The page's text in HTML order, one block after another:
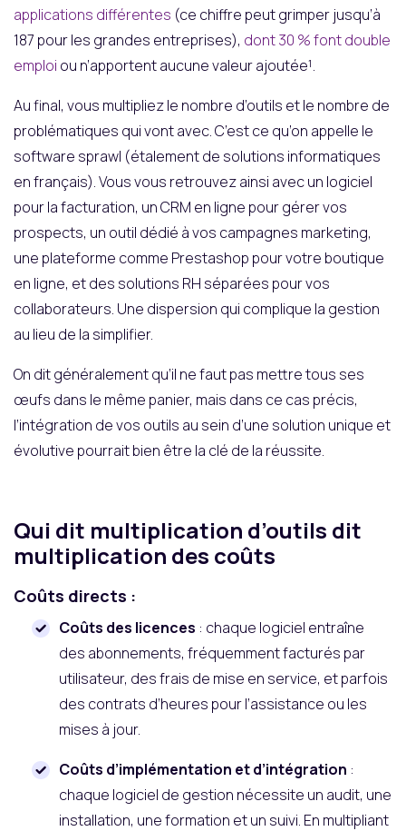
applications différentes (ce chiffre peut grimper jusqu’à
187 pour les grandes entreprises), dont 30 % font double
emploi ou n’apportent aucune valeur ajoutée¹.
Au final, vous multipliez le nombre d’outils et le nombre de
problématiques qui vont avec. C’est ce qu’on appelle le
software sprawl (étalement de solutions informatiques
en français). Vous vous retrouvez ainsi avec un logiciel
pour la facturation, un CRM en ligne pour gérer vos
prospects, un outil dédié à vos campagnes marketing,
une plateforme comme Prestashop pour votre boutique
en ligne, et des solutions RH séparées pour vos
collaborateurs. Une dispersion qui complique la gestion
au lieu de la simplifier.
On dit généralement qu’il ne faut pas mettre tous ses
œufs dans le même panier, mais dans ce cas précis,
l’intégration de vos outils au sein d’une solution unique et
évolutive pourrait bien être la clé de la réussite.
Qui dit multiplication d’outils dit
multiplication des coûts
Coûts directs :
Coûts des licences : chaque logiciel entraîne
des abonnements, fréquemment facturés par
utilisateur, des frais de mise en service, et parfois
des contrats d’heures pour l’assistance ou les
mises à jour.
Coûts d’implémentation et d’intégration :
chaque logiciel de gestion nécessite un audit, une
installation, une formation et un suivi. En multipliant